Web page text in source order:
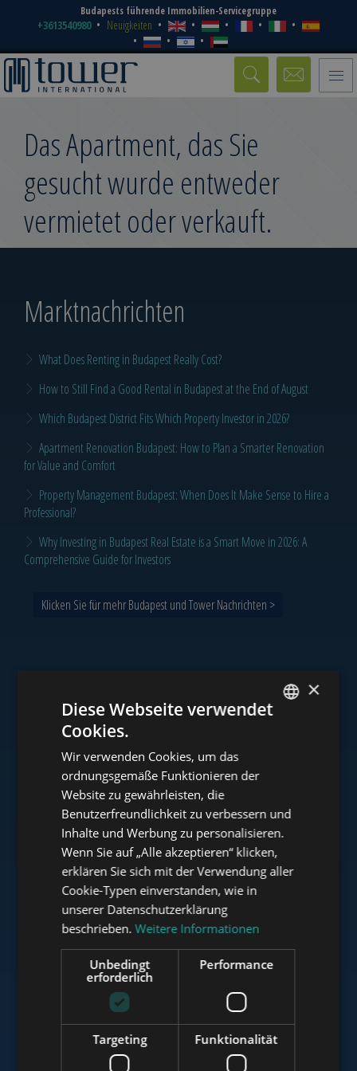
Budapests führende Immobilien-Servicegruppe
+3613540980 Neuigkeiten
Toggle
Das Apartment, das Sie
gesucht wurde entweder
vermietet oder verkauft.
Marktnachrichten
What Does Renting in Budapest Really Cost?
How to Still Find a Good Rental in Budapest at the End of August
Which Budapest District Fits Which Property Investor in 2026?
Apartment Renovation Budapest: How to Plan a Smarter Renovation
for Value and Comfort
Property Management Budapest: When Does It Make Sense to Hire a
Professional?
Why Investing in Budapest Real Estate is a Smart Move in 2026: A
Comprehensive Guide for Investors
Klicken Sie für mehr Budapest und Tower Nachrichten >
Unser Portfolio
www.tower-investments.com
www.towerassistance.com
www.towerconsulting.hu
www.mybudapesthome.com
FRENCH
ITALIAN
SPANISH
RUSSIAN
×
Diese Webseite verwendet
Cookies.
Wir verwenden Cookies, um das
ordnungsgemäße Funktionieren der
Website zu gewährleisten, die
Benutzerfreundlichkeit zu verbessern und
Inhalte und Werbung zu personalisieren.
Wenn Sie auf „Alle akzeptieren“ klicken,
erklären Sie sich mit der Verwendung aller
Cookie-Typen einverstanden, wie in
unserer Datenschutzerklärung
beschrieben. Weitere Informationen
Unbedingt
erforderlich
Performance
Targeting Funktionalität